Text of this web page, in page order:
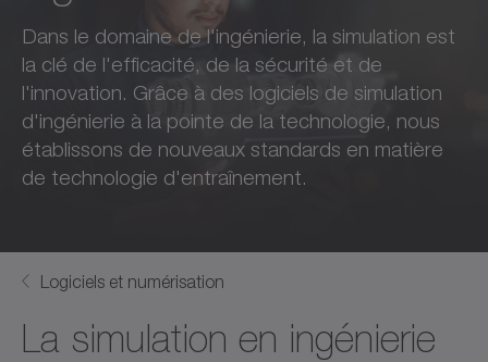
Dans le domaine de l'ingénierie, la simulation est
la clé de l'efficacité, de la sécurité et de
l'innovation. Grâce à des logiciels de simulation
d'ingénierie à la pointe de la technologie, nous
établissons de nouveaux standards en matière
de technologie d'entraînement.
Logiciels et numérisation
La simulation en ingénierie